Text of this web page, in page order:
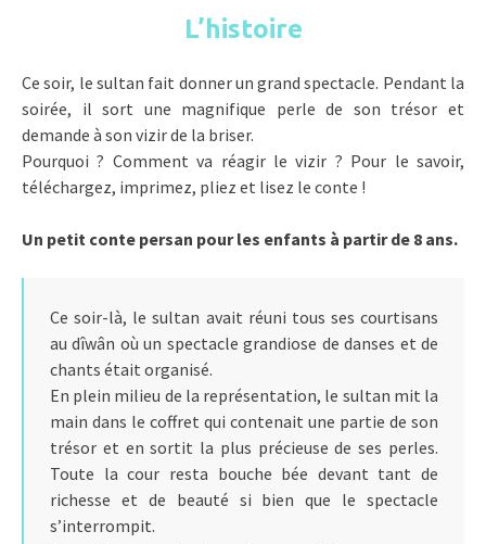
L’histoire
Ce soir, le sultan fait donner un grand spectacle. Pendant la
soirée, il sort une magnifique perle de son trésor et
demande à son vizir de la briser.
Pourquoi ? Comment va réagir le vizir ? Pour le savoir,
téléchargez, imprimez, pliez et lisez le conte !
Un petit conte persan pour les enfants à partir de 8 ans.
Ce soir-là, le sultan avait réuni tous ses courtisans
au dîwân où un spectacle grandiose de danses et de
chants était organisé.
En plein milieu de la représentation, le sultan mit la
main dans le coffret qui contenait une partie de son
trésor et en sortit la plus précieuse de ses perles.
Toute la cour resta bouche bée devant tant de
richesse et de beauté si bien que le spectacle
s’interrompit.